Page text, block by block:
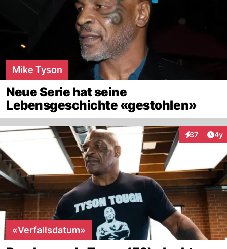
Mike Tyson
Neue Serie hat seine
Lebensgeschichte «gestohlen»
37
Interaktionen
4y
«Verfallsdatum»